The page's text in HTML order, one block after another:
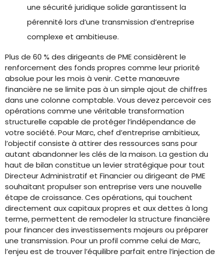
une sécurité juridique solide garantissent la
pérennité lors d’une transmission d’entreprise
complexe et ambitieuse.
Plus de 60 % des dirigeants de PME considèrent le
renforcement des fonds propres comme leur priorité
absolue pour les mois à venir. Cette manœuvre
financière ne se limite pas à un simple ajout de chiffres
dans une colonne comptable. Vous devez percevoir ces
opérations comme une véritable transformation
structurelle capable de protéger l’indépendance de
votre société. Pour Marc, chef d’entreprise ambitieux,
l’objectif consiste à attirer des ressources sans pour
autant abandonner les clés de la maison. La gestion du
haut de bilan constitue un levier stratégique pour tout
Directeur Administratif et Financier ou dirigeant de PME
souhaitant propulser son entreprise vers une nouvelle
étape de croissance. Ces opérations, qui touchent
directement aux capitaux propres et aux dettes à long
terme, permettent de remodeler la structure financière
pour financer des investissements majeurs ou préparer
une transmission. Pour un profil comme celui de Marc,
l’enjeu est de trouver l’équilibre parfait entre l’injection de